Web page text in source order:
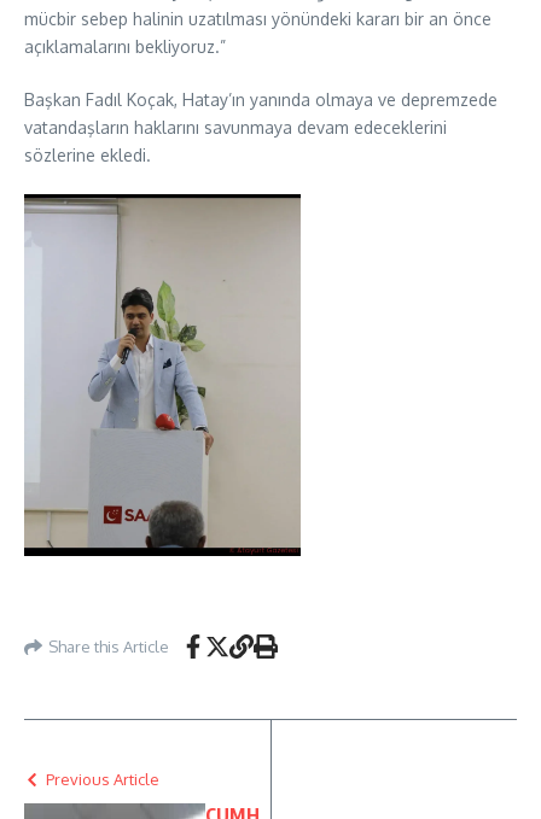
mücbir sebep halinin uzatılması yönündeki kararı bir an önce
açıklamalarını bekliyoruz.”
Başkan Fadıl Koçak, Hatay’ın yanında olmaya ve depremzede
vatandaşların haklarını savunmaya devam edeceklerini
sözlerine ekledi.
Share this Article
Previous Article